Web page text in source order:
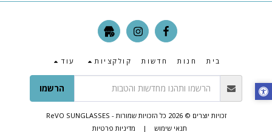
בית חנות חדשות קולקציות עוד
הרשמו
זכויות יוצרים © 2026 כל הזכויות שמורות -
ReVO SUNGLASSES
תנאי שימוש | מדיניות פרטיות